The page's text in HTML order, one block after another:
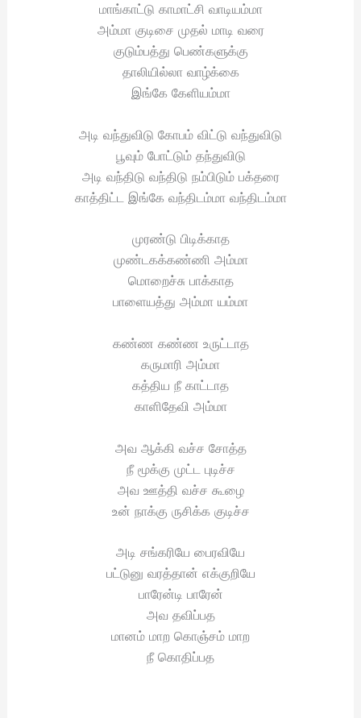
மாங்காட்டு காமாட்சி வாடியம்மா
அம்மா குடிசை முதல் மாடி வரை
குடும்பத்து பெண்களுக்கு
தாலியில்லா வாழ்க்கை
இங்கே கேளியம்மா
அடி வந்துவிடு கோபம் விட்டு வந்துவிடு
பூவும் போட்டும் தந்துவிடு
அடி வந்திடு வந்திடு நம்பிடும் பக்தரை
காத்திட்ட இங்கே வந்திடம்மா வந்திடம்மா
முரண்டு பிடிக்காத
முண்டகக்கண்ணி அம்மா
மொறைச்சு பாக்காத
பாளையத்து அம்மா யம்மா
கண்ண கண்ண உருட்டாத
கருமாரி அம்மா
கத்திய நீ காட்டாத
காளிதேவி அம்மா
அவ ஆக்கி வச்ச சோத்த
நீ மூக்கு முட்ட புடிச்ச
அவ ஊத்தி வச்ச கூழை
உன் நாக்கு ருசிக்க குடிச்ச
அடி சங்கரியே பைரவியே
பட்டுனு வரத்தான் எக்குறியே
பாரேன்டி பாரேன்
அவ தவிப்பத
மானம் மாற கொஞ்சம் மாற
நீ கொதிப்பத